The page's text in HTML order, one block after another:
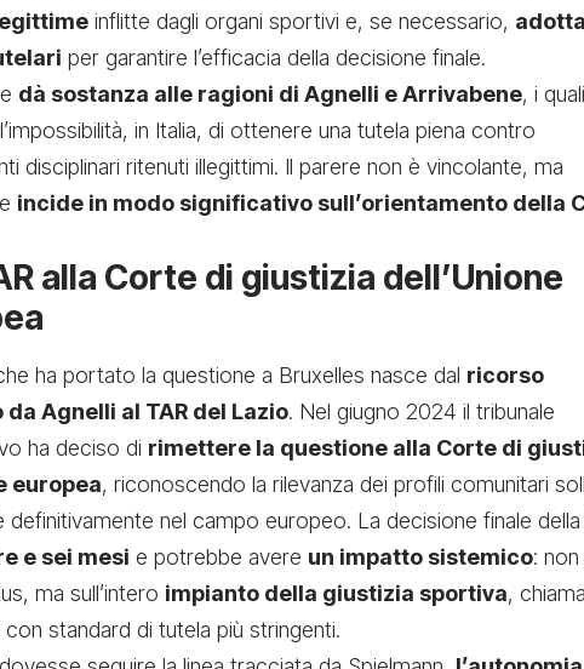
inflitte dagli organi sportivi e, se necessario,
per garantire l’efficacia della decisione finale.
dà sostanza alle ragioni di Agnelli e Arrivabene, i quali
in Italia, di ottenere una tutela piena contro
disciplinari ritenuti illegittimi. Il parere non è vincolante, ma
incide in modo significativo sull’orientamento della
alla Corte di giustizia dell’Unione
ha portato la questione a Bruxelles nasce dal ricorso
Agnelli al TAR del Lazio. Nel giugno 2024 il tribunale
ha deciso di rimettere la questione alla Corte di
europea, riconoscendo la rilevanza dei profili comunitari
definitivamente nel campo europeo. La decisione finale
e sei mesi e potrebbe avere un impatto sistemico:
ma sull’intero impianto della giustizia sportiva,
standard di tutela più stringenti.